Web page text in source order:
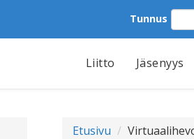
Tunnus
Liitto Jäsenyys
Etusivu